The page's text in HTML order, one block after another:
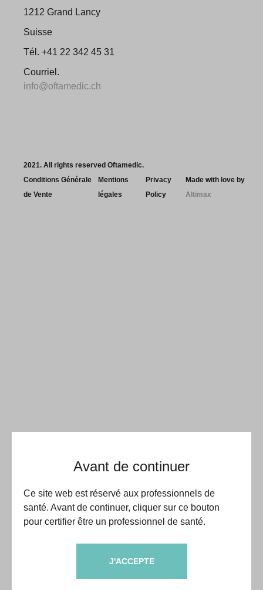
Avant de continuer
Ce site web est réservé aux professionnels de
santé. Avant de continuer, cliquer sur ce bouton
pour certifier être un professionnel de santé.
J'ACCEPTE
1212 Grand Lancy
Suisse
Tél. +41 22 342 45 31
Courriel.
info@oftamedic.ch
2021. All rights reserved Oftamedic.
Conditions Générale
de Vente
Mentions
légales
Privacy
Policy
Made with love by
Altimax